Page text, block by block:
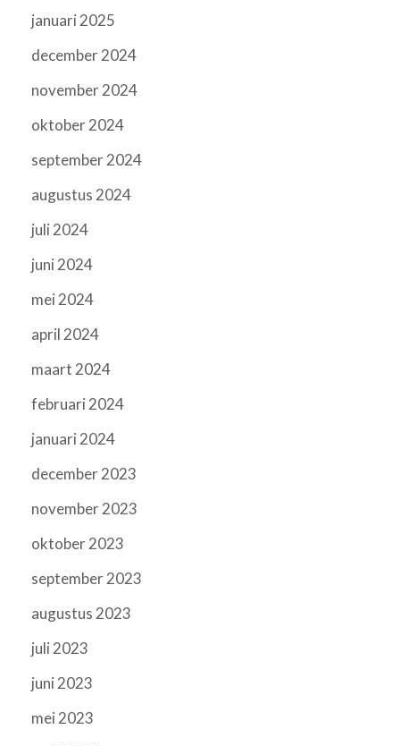
januari 2025
december 2024
november 2024
oktober 2024
september 2024
augustus 2024
juli 2024
juni 2024
mei 2024
april 2024
maart 2024
februari 2024
januari 2024
december 2023
november 2023
oktober 2023
september 2023
augustus 2023
juli 2023
juni 2023
mei 2023